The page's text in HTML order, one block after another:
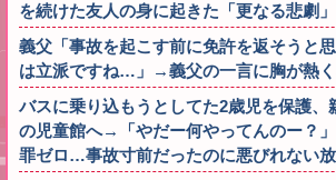
を続けた友人の身に起きた「更なる悲劇
義父「事故を起こす前に免許を返そうと
は立派ですね…」→義父の一言に胸が熱
バスに乗り込もうとしてた2歳児を保護、
の児童館へ→「やだー何やってんのー？
罪ゼロ…事故寸前だったのに悪びれない